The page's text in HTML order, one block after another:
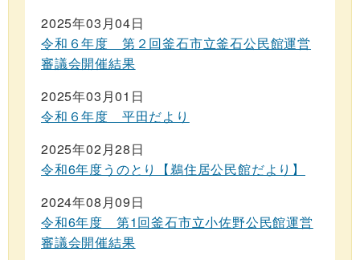
2025年03月04日
令和６年度 第２回釜石市立釜石公民館運営
審議会開催結果
2025年03月01日
令和６年度 平田だより
2025年02月28日
令和6年度うのとり【鵜住居公民館だより】
2024年08月09日
令和6年度 第1回釜石市立小佐野公民館運営
審議会開催結果